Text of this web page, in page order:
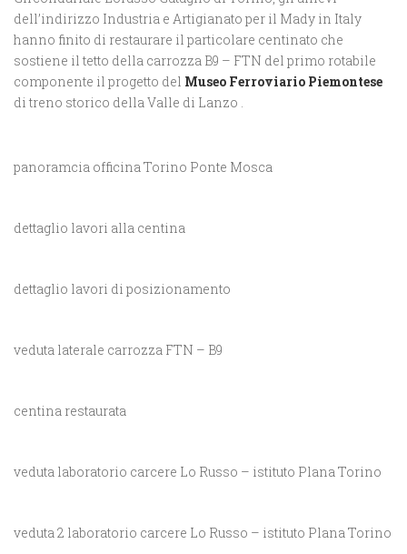
dell’indirizzo Industria e Artigianato per il Mady in Italy
hanno finito di restaurare il particolare centinato che
sostiene il tetto della carrozza B9 – FTN del primo rotabile
componente il progetto del Museo Ferroviario Piemontese
di treno storico della Valle di Lanzo .
panoramcia officina Torino Ponte Mosca
dettaglio lavori alla centina
dettaglio lavori di posizionamento
veduta laterale carrozza FTN – B9
centina restaurata
veduta laboratorio carcere Lo Russo – istituto Plana Torino
veduta 2 laboratorio carcere Lo Russo – istituto Plana Torino